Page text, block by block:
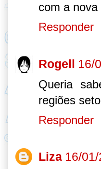
com a
Responder
Rogell 16/
Queria
regiões
Responder
Liza 16/